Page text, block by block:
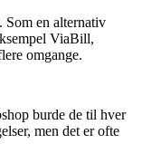
en alternativ
ViaBill,
omgange.
burde de til hver
men det er ofte